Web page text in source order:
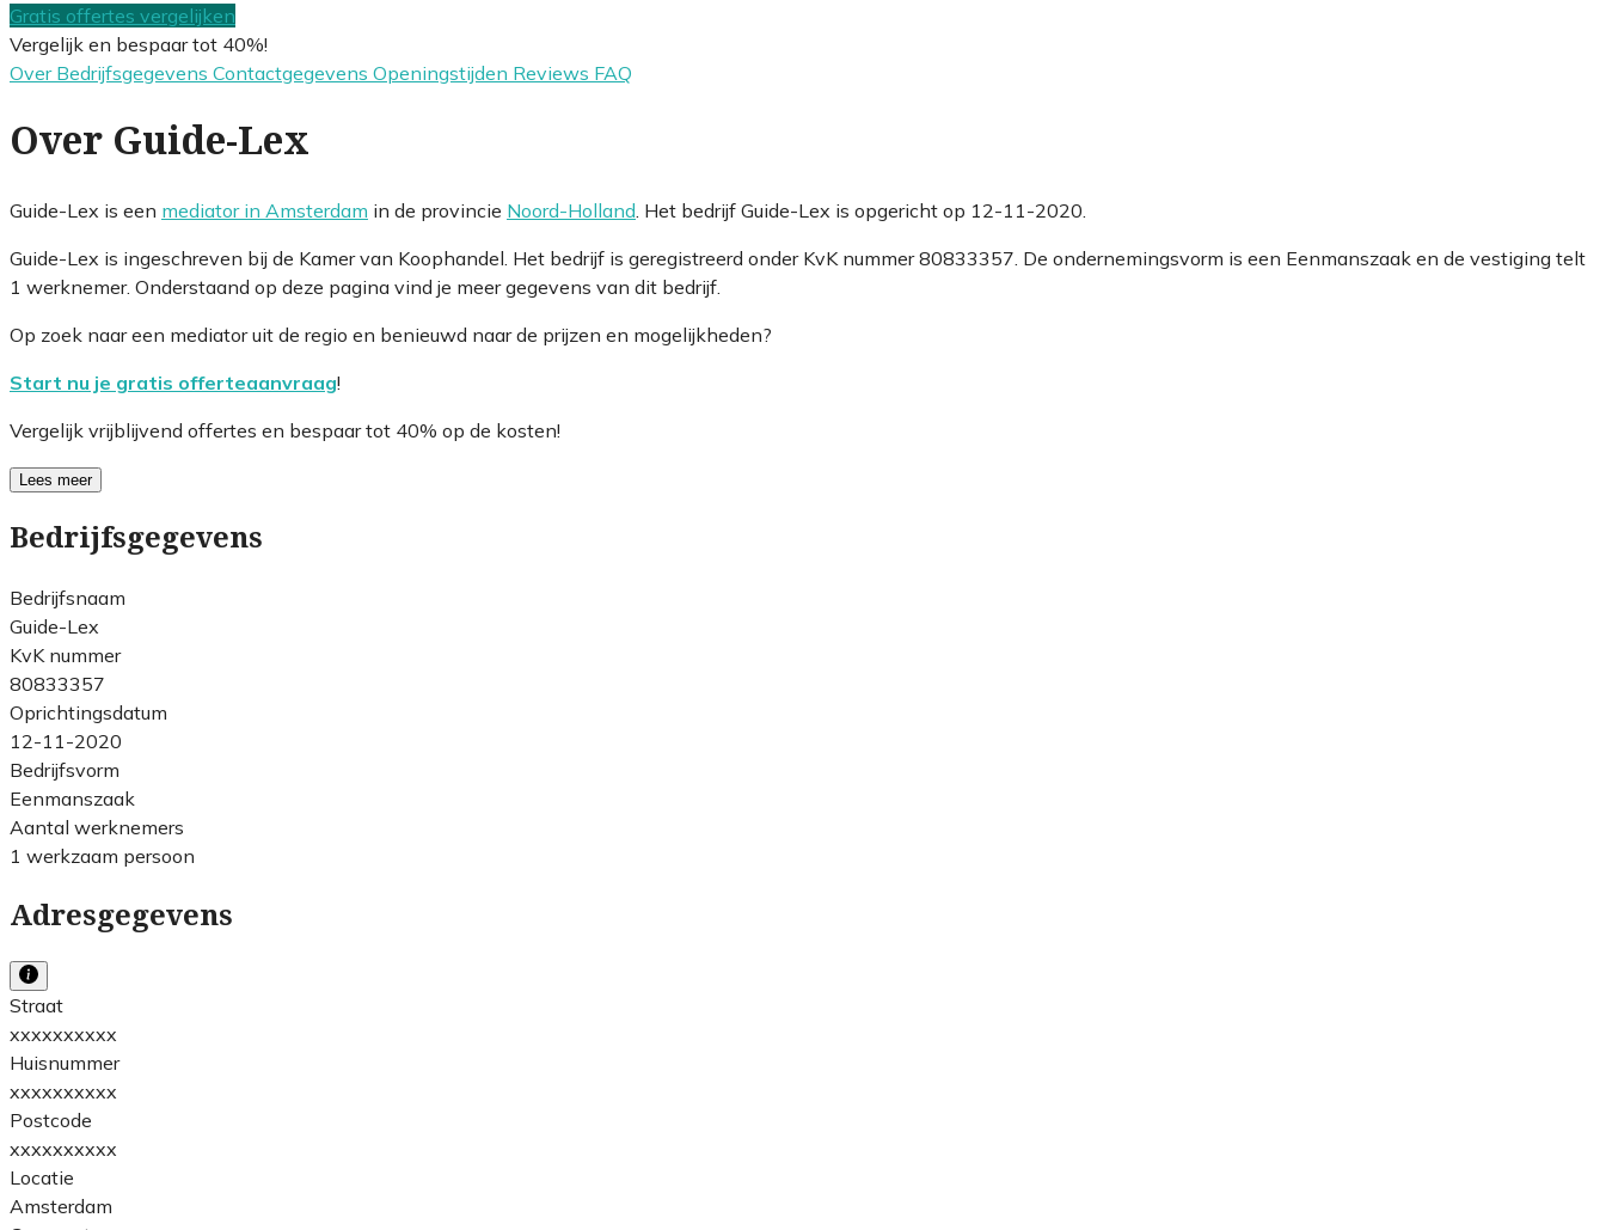
Gratis offertes vergelijken
Vergelijk en bespaar tot 40%!
Over Bedrijfsgegevens Contactgegevens Openingstijden Reviews FAQ
Over Guide-Lex
Guide-Lex is een mediator in Amsterdam in de provincie Noord-Holland . Het bedrijf Guide-Lex is opgericht op 12-11-2020.
Guide-Lex is ingeschreven bij de Kamer van Koophandel. Het bedrijf is geregistreerd onder KvK nummer 80833357. De ondernemingsvorm is een Eenmanszaak en de vestiging telt
1 werknemer. Onderstaand op deze pagina vind je meer gegevens van dit bedrijf.
Op zoek naar een mediator uit de regio en benieuwd naar de prijzen en mogelijkheden?
Start nu je gratis offerteaanvraag!
Vergelijk vrijblijvend offertes en bespaar tot 40% op de kosten!
Lees meer
Bedrijfsgegevens
Bedrijfsnaam
Guide-Lex
KvK nummer
80833357
Oprichtingsdatum
12-11-2020
Bedrijfsvorm
Eenmanszaak
Aantal werknemers
1 werkzaam persoon
Adresgegevens
Straat
xxxxxxxxxx
Huisnummer
xxxxxxxxxx
Postcode
xxxxxxxxxx
Locatie
Amsterdam